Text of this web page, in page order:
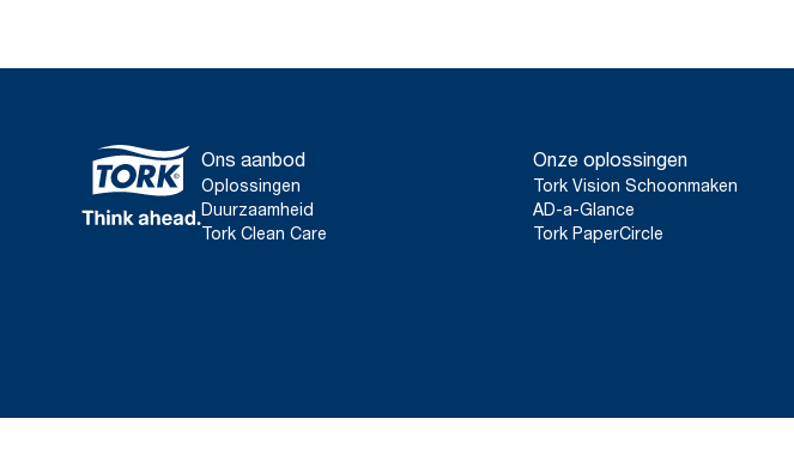
Ons aanbod
Oplossingen
Duurzaamheid
Tork Clean Care
Onze oplossingen
Tork Vision Schoonmaken
AD-a-Glance
Tork PaperCircle